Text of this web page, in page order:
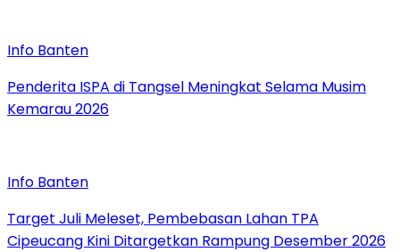
Info Banten
Penderita ISPA di Tangsel Meningkat Selama Musim
Kemarau 2026
Info Banten
Target Juli Meleset, Pembebasan Lahan TPA
Cipeucang Kini Ditargetkan Rampung Desember 2026